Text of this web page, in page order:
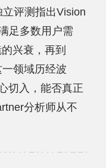
评测指出Vision
足多数用户需
兴衰，再到
领域历经波
切入，能否真正
分析师从不